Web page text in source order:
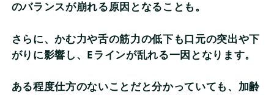
のバランスが崩れる原因となることも。
さらに、かむ力や舌の筋力の低下も口元の突出や下
がりに影響し、Eラインが乱れる一因となります。
ある程度仕方のないことだと分かっていても、加齢